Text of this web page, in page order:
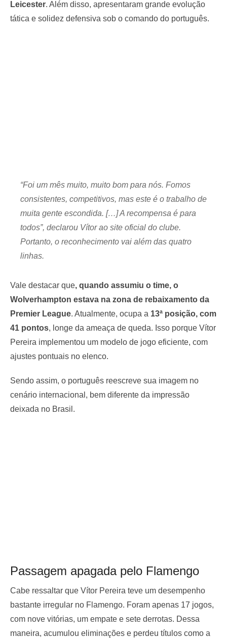
Leicester. Além disso, apresentaram grande evolução
tática e solidez defensiva sob o comando do português.
“Foi um mês muito, muito bom para nós. Fomos
consistentes, competitivos, mas este é o trabalho de
muita gente escondida. […] A recompensa é para
todos”, declarou Vítor ao site oficial do clube.
Portanto, o reconhecimento vai além das quatro
linhas.
Vale destacar que, quando assumiu o time, o
Wolverhampton estava na zona de rebaixamento da
Premier League. Atualmente, ocupa a 13ª posição, com
41 pontos, longe da ameaça de queda. Isso porque Vítor
Pereira implementou um modelo de jogo eficiente, com
ajustes pontuais no elenco.
Sendo assim, o português reescreve sua imagem no
cenário internacional, bem diferente da impressão
deixada no Brasil.
Passagem apagada pelo Flamengo
Cabe ressaltar que Vítor Pereira teve um desempenho
bastante irregular no Flamengo. Foram apenas 17 jogos,
com nove vitórias, um empate e sete derrotas. Dessa
maneira, acumulou eliminações e perdeu títulos como a